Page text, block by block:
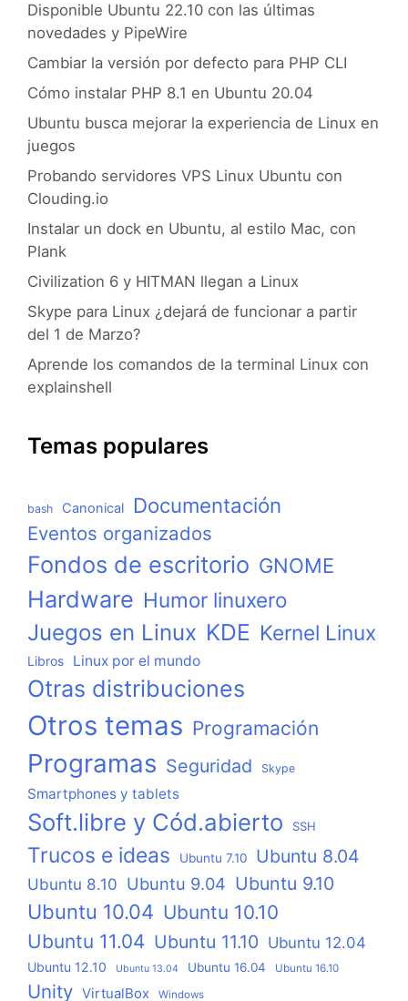
Disponible Ubuntu 22.10 con las últimas
novedades y PipeWire
Cambiar la versión por defecto para PHP CLI
Cómo instalar PHP 8.1 en Ubuntu 20.04
Ubuntu busca mejorar la experiencia de Linux en
juegos
Probando servidores VPS Linux Ubuntu con
Clouding.io
Instalar un dock en Ubuntu, al estilo Mac, con
Plank
Civilization 6 y HITMAN llegan a Linux
Skype para Linux ¿dejará de funcionar a partir
del 1 de Marzo?
Aprende los comandos de la terminal Linux con
explainshell
Temas populares
bash Canonical Documentación
Eventos organizados
Fondos de escritorio GNOME
Hardware Humor linuxero
Juegos en Linux KDE Kernel Linux
Libros Linux por el mundo
Otras distribuciones
Otros temas Programación
Programas Seguridad Skype
Smartphones y tablets
Soft.libre y Cód.abierto SSH
Trucos e ideas Ubuntu 7.10 Ubuntu 8.04
Ubuntu 8.10 Ubuntu 9.04 Ubuntu 9.10
Ubuntu 10.04 Ubuntu 10.10
Ubuntu 11.04 Ubuntu 11.10 Ubuntu 12.04
Ubuntu 12.10 Ubuntu 13.04 Ubuntu 16.04 Ubuntu 16.10
Unity VirtualBox Windows